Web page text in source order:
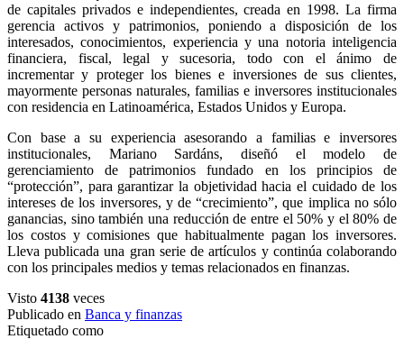
de capitales privados e independientes, creada en 1998. La firma
gerencia activos y patrimonios, poniendo a disposición de los
interesados, conocimientos, experiencia y una notoria inteligencia
financiera, fiscal, legal y sucesoria, todo con el ánimo de
incrementar y proteger los bienes e inversiones de sus clientes,
mayormente personas naturales, familias e inversores institucionales
con residencia en Latinoamérica, Estados Unidos y Europa.
Con base a su experiencia asesorando a familias e inversores
institucionales, Mariano Sardáns, diseñó el modelo de
gerenciamiento de patrimonios fundado en los principios de
“protección”, para garantizar la objetividad hacia el cuidado de los
intereses de los inversores, y de “crecimiento”, que implica no sólo
ganancias, sino también una reducción de entre el 50% y el 80% de
los costos y comisiones que habitualmente pagan los inversores.
Lleva publicada una gran serie de artículos y continúa colaborando
con los principales medios y temas relacionados en finanzas.
Visto 4138 veces
Publicado en Banca y finanzas
Etiquetado como